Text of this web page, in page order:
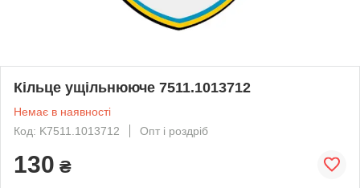
Кільце ущільнююче 7511.1013712
Немає в наявності
Код: K7511.1013712
Опт і роздріб
130 ₴